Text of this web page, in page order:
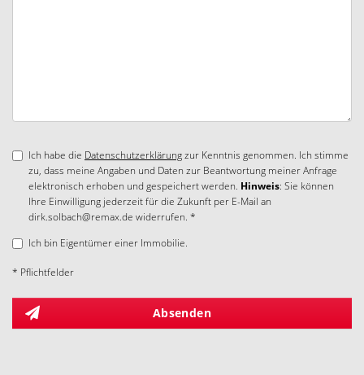
Ich habe die Datenschutzerklärungzur Kenntnis genommen. Ich stimme
zu, dass meine Angaben und Daten zur Beantwortung meiner Anfrage
elektronisch erhoben und gespeichert werden. Hinweis: Sie können
Ihre Einwilligung jederzeit für die Zukunft per E-Mail an
dirk.solbach@remax.de widerrufen. *
Ich bin Eigentümer einer Immobilie.
* Pflichtfelder
Absenden